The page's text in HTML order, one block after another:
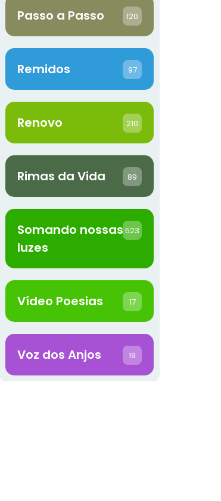
Passo a Passo 120
Remidos 97
Renovo 210
Rimas da Vida 89
Somando nossas
luzes
523
Vídeo Poesias 17
Voz dos Anjos 19